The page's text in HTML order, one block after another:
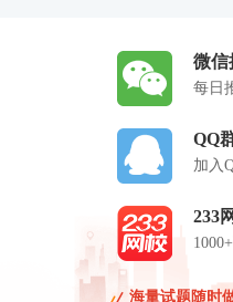
微信
每日
QQ
加入
233
海量试题随时